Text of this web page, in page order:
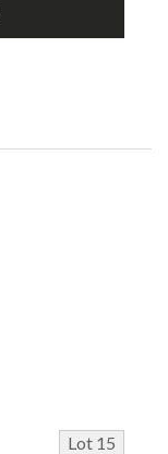
Lot 15